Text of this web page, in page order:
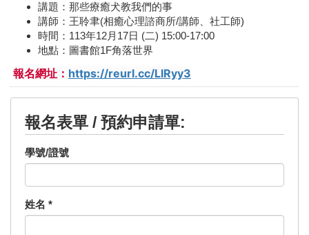
講題：那些療癒犬教我們的事
講師：王聆聿(相癒心理諮商所/講師、社工師)
時間：113年12月17日 (二) 15:00-17:00
地點：圖書館1F角落世界
報名網址： https://reurl.cc/LlRyy3
報名表單 / 預約申請單:
學號/證號
姓名 *